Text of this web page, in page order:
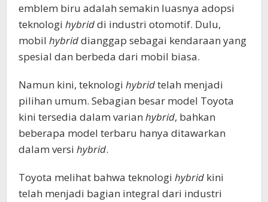
emblem biru adalah semakin luasnya adopsi
teknologi hybriddi industri otomotif. Dulu,
mobil hybriddianggap sebagai kendaraan yang
spesial dan berbeda dari mobil biasa.
Namun kini, teknologi hybridtelah menjadi
pilihan umum. Sebagian besar model Toyota
kini tersedia dalam varian hybrid, bahkan
beberapa model terbaru hanya ditawarkan
dalam versi hybrid.
Toyota melihat bahwa teknologi hybrid kini
telah menjadi bagian integral dari industri